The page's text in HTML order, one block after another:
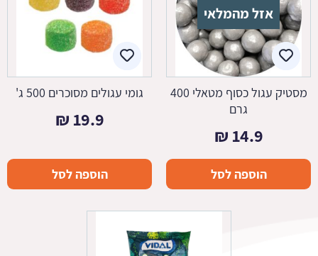
אזל מהמלאי
מסטיק עגול כסוף מטאלי 400
גרם
14.9
₪
הוספה לסל
גומי עגולים מסוכרים 500 ג'
19.9
₪
הוספה לסל